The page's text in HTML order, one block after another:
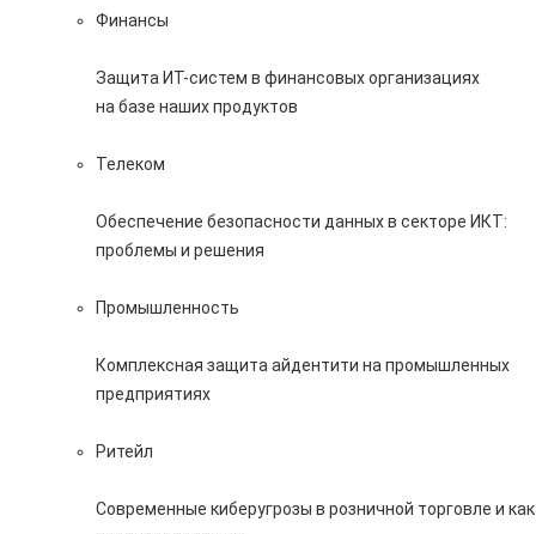
Финансы
Защита ИТ-систем в финансовых организациях
на базе наших продуктов
Телеком
Обеспечение безопасности данных в секторе ИКТ:
проблемы и решения
Промышленность
Комплексная защита айдентити на промышленных
предприятиях
Ритейл
Современные киберугрозы в розничной торговле и как